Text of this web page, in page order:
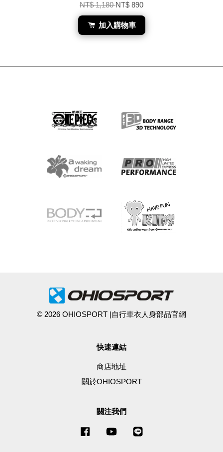
NT$ 1,180NT$ 890
加入購物車
© 2026 OHIOSPORT |自行車衣人身部品官網
快速連結
商店地址
關於OHIOSPORT
關注我們
Facebook YouTube